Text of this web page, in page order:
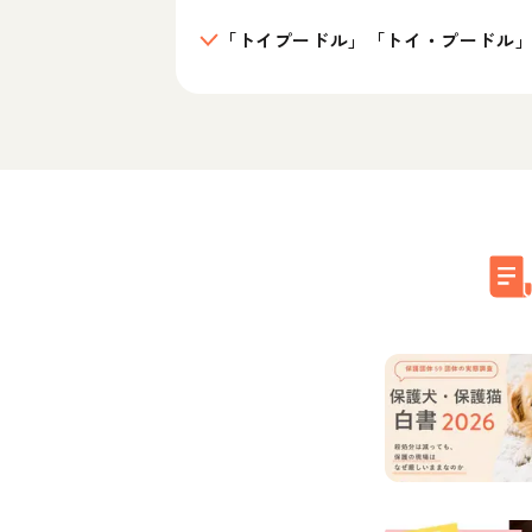
「トイプードル」「トイ・プード